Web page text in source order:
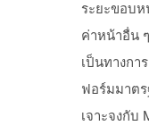
ระยะขอบ
ค่าหน้าอื่น
เป็นทางก
ฟอร์มมาตร
เจาะจงกับ